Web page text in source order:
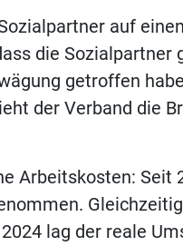
auf
die Sozialpartner
getroffen
der Verband die
Arbeitskosten: Seit
lag der reale